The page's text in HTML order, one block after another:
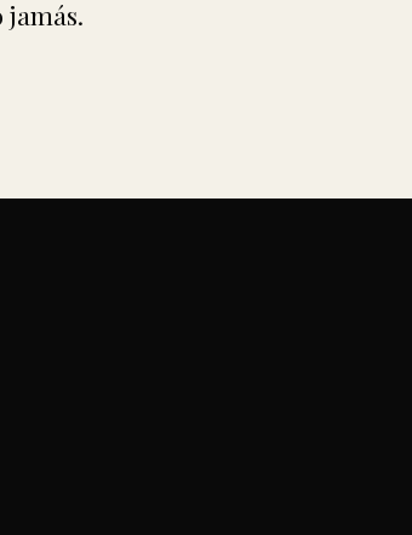
jamás.